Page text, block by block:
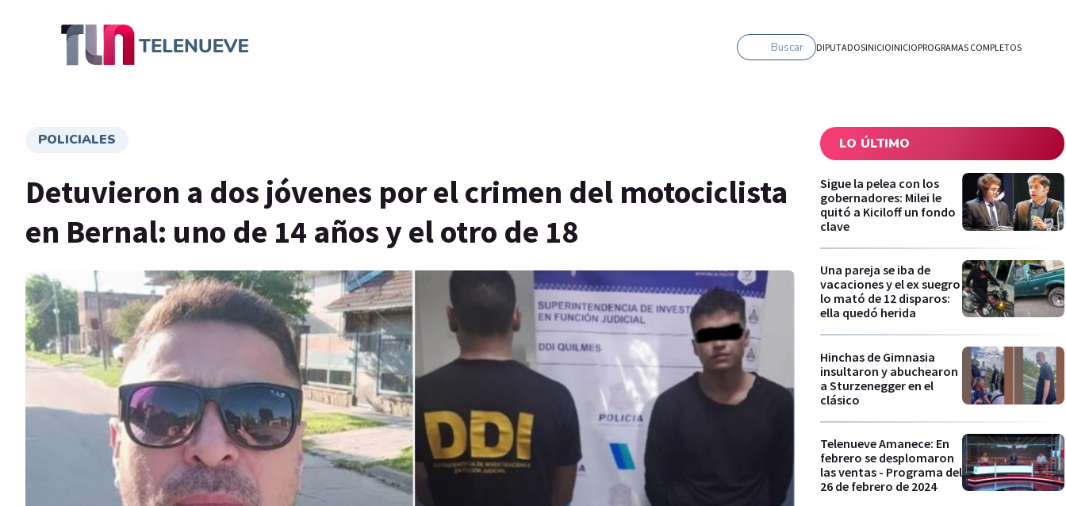
Buscar DIPUTADOSINICIOINICIOPROGRAMAS COMPLETOS
POLICIALES
Detuvieron a dos jóvenes por el crimen del motociclista
en Bernal: uno de 14 años y el otro de 18
LO ÚLTIMO
Sigue la pelea con los
gobernadores: Milei le
quitó a Kiciloff un fondo
clave
Una pareja se iba de
vacaciones y el ex suegro
lo mató de 12 disparos:
ella quedó herida
Hinchas de Gimnasia
insultaron y abuchearon
a Sturzenegger en el
clásico
Telenueve Amanece: En
febrero se desplomaron
las ventas - Programa del
26 de febrero de 2024